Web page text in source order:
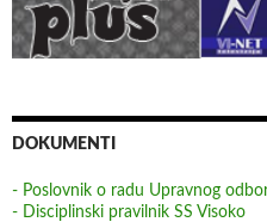
DOKUMENTI
- Poslovnik o radu Upravnog
- Disciplinski pravilnik SS Visoko